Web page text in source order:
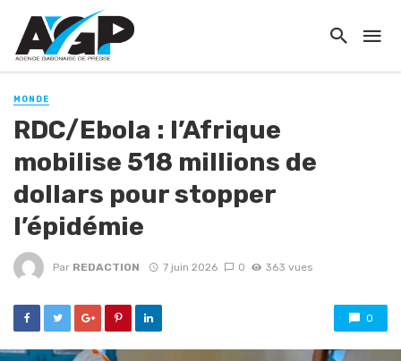
MONDE
RDC/Ebola : l’Afrique
mobilise 518 millions de
dollars pour stopper
l’épidémie
Par REDACTION 7 juin 2026 0 363 vues
0